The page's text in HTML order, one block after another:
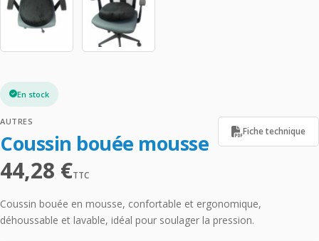
En stock
AUTRES
Coussin bouée mousse Fiche technique
44,28 €TTC
Coussin bouée en mousse, confortable et ergonomique,
déhoussable et lavable, idéal pour soulager la pression.